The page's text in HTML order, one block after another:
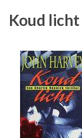
Koud licht